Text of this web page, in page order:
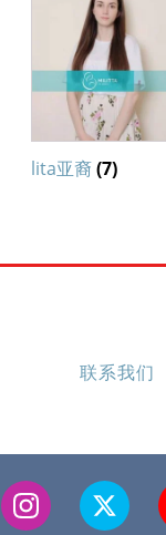
lita亚裔(7)
联系我们